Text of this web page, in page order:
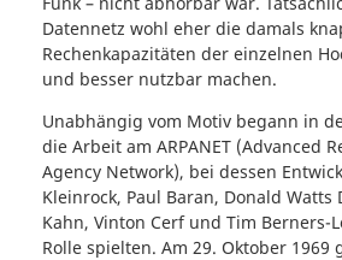
Datennetz wohl eher die damals
Rechenkapazitäten der einzelnen
und besser nutzbar machen.
Unabhängig vom Motiv begann in
die Arbeit am ARPANET (Advanced
Agency Network), bei dessen
Kleinrock, Paul Baran, Donald Watts
Kahn, Vinton Cerf und Tim Berners-
Rolle spielten. Am 29. Oktober 1969